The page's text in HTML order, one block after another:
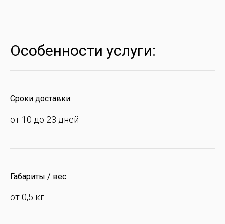
Особенности услуги:
Сроки доставки:
от 10 до 23 дней
Габариты / вес:
от 0,5 кг